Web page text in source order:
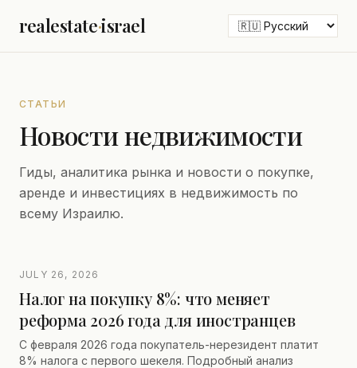
realestate·israel
СТАТЬИ
Новости недвижимости
Гиды, аналитика рынка и новости о покупке,
аренде и инвестициях в недвижимость по
всему Израилю.
JULY 26, 2026
Налог на покупку 8%: что меняет
реформа 2026 года для иностранцев
С февраля 2026 года покупатель-нерезидент платит
8% налога с первого шекеля. Подробный анализ